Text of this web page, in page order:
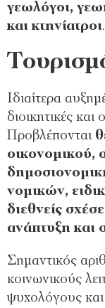
γεωλόγοι,
και κτηνίατροι.
Ιδιαίτερα
διοικητικές και
Προβλέπονται
οικονομικού,
νομικών,
διεθνείς
ανάπτυξη και
Σημαντικός
κοινωνικούς
ψυχολόγους και